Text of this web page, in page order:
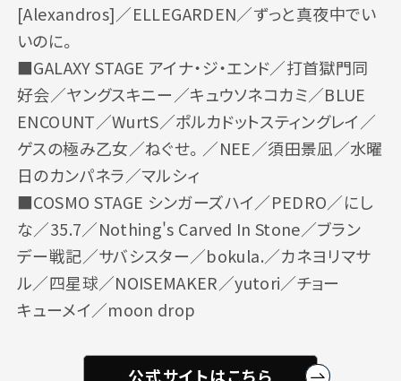
[Alexandros]／ELLEGARDEN／ずっと真夜中でい
いのに。
■GALAXY STAGE アイナ・ジ・エンド／打首獄門同
好会／ヤングスキニー／キュウソネコカミ／BLUE
ENCOUNT／WurtS／ポルカドットスティングレイ／
ゲスの極み乙女／ねぐせ。／NEE／須田景凪／水曜
日のカンパネラ／マルシィ
■COSMO STAGE シンガーズハイ／PEDRO／にし
な／35.7／Nothing's Carved In Stone／ブラン
デー戦記／サバシスター／bokula.／カネヨリマサ
ル／四星球／NOISEMAKER／yutori／チョー
キューメイ／moon drop
公式サイトはこちら